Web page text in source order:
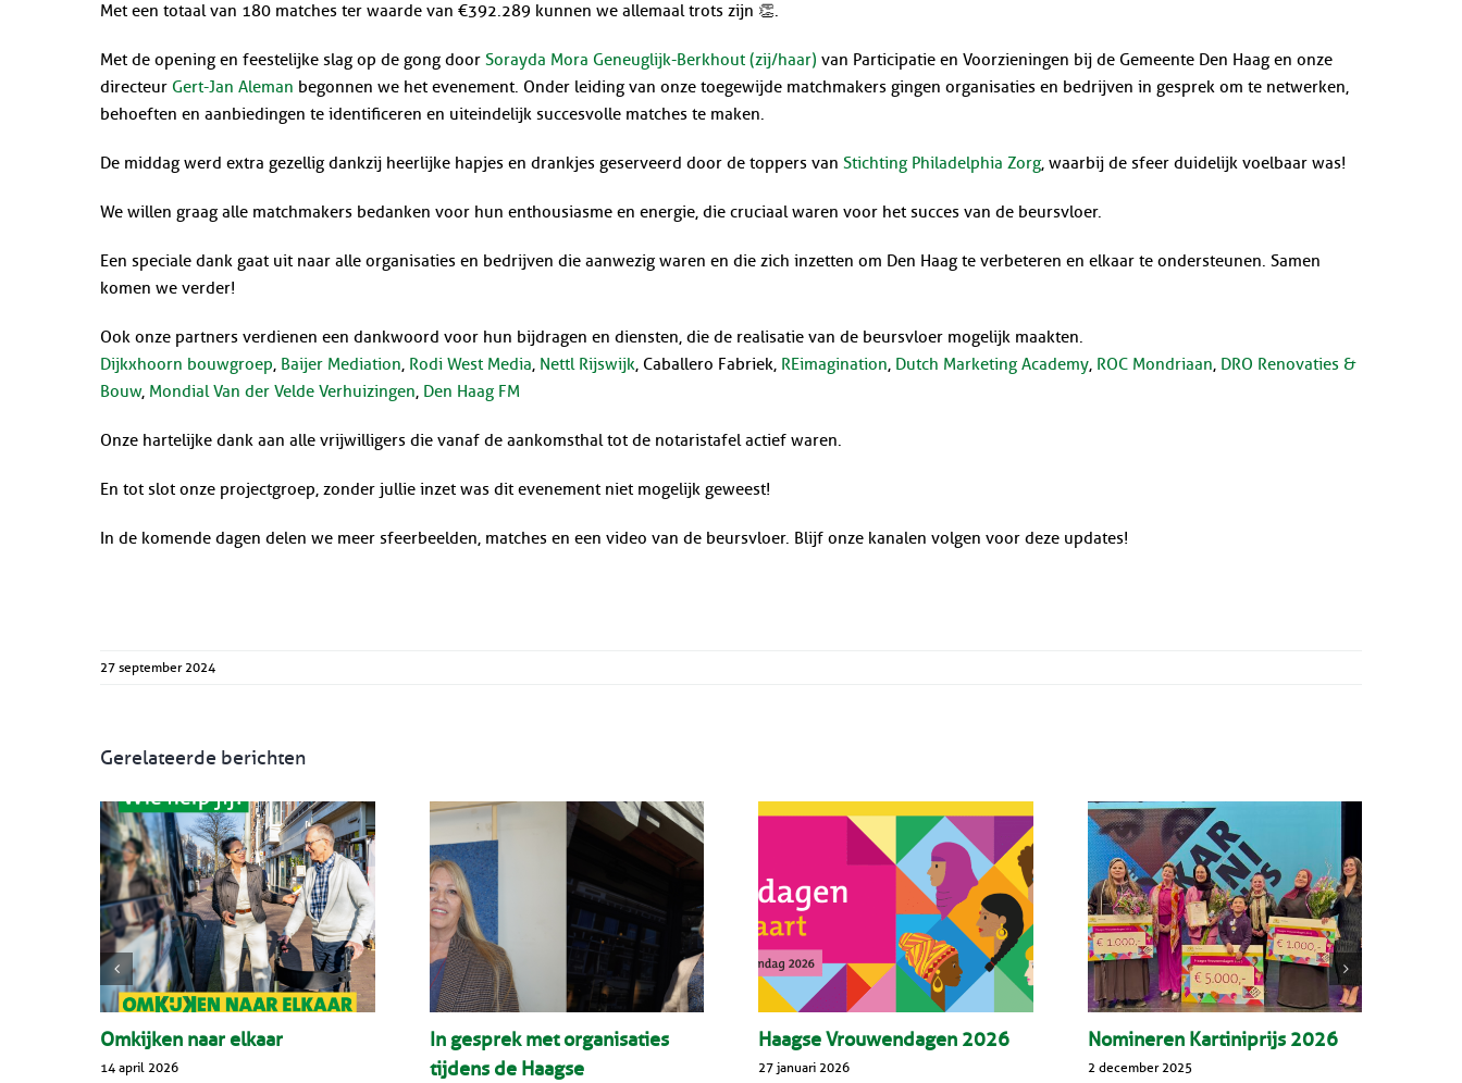
Met een totaal van 180 matches ter waarde van €392.289 kunnen we allemaal trots zijn 👏.
Met de opening en feestelijke slag op de gong door Sorayda Mora Geneuglijk-Berkhout (zij/haar) van Participatie en Voorzieningen bij de Gemeente Den Haag en onze
directeur Gert-Jan Aleman begonnen we het evenement. Onder leiding van onze toegewijde matchmakers gingen organisaties en bedrijven in gesprek om te netwerken,
behoeften en aanbiedingen te identificeren en uiteindelijk succesvolle matches te maken.
De middag werd extra gezellig dankzij heerlijke hapjes en drankjes geserveerd door de toppers van Stichting Philadelphia Zorg, waarbij de sfeer duidelijk voelbaar was!
We willen graag alle matchmakers bedanken voor hun enthousiasme en energie, die cruciaal waren voor het succes van de beursvloer.
Een speciale dank gaat uit naar alle organisaties en bedrijven die aanwezig waren en die zich inzetten om Den Haag te verbeteren en elkaar te ondersteunen. Samen
komen we verder!
Ook onze partners verdienen een dankwoord voor hun bijdragen en diensten, die de realisatie van de beursvloer mogelijk maakten.
Dijkxhoorn bouwgroep, Baijer Mediation, Rodi West Media, Nettl Rijswijk, Caballero Fabriek, REimagination, Dutch Marketing Academy, ROC Mondriaan, DRO Renovaties &
Bouw, Mondial Van der Velde Verhuizingen, Den Haag FM
Onze hartelijke dank aan alle vrijwilligers die vanaf de aankomsthal tot de notaristafel actief waren.
En tot slot onze projectgroep, zonder jullie inzet was dit evenement niet mogelijk geweest!
In de komende dagen delen we meer sfeerbeelden, matches en een video van de beursvloer. Blijf onze kanalen volgen voor deze updates!
27 september 2024
Gerelateerde berichten
Omkijken naar elkaar
14 april 2026
In gesprek met organisaties
tijdens de Haagse
Haagse Vrouwendagen 2026
27 januari 2026
Nomineren Kartiniprijs 2026
2 december 2025